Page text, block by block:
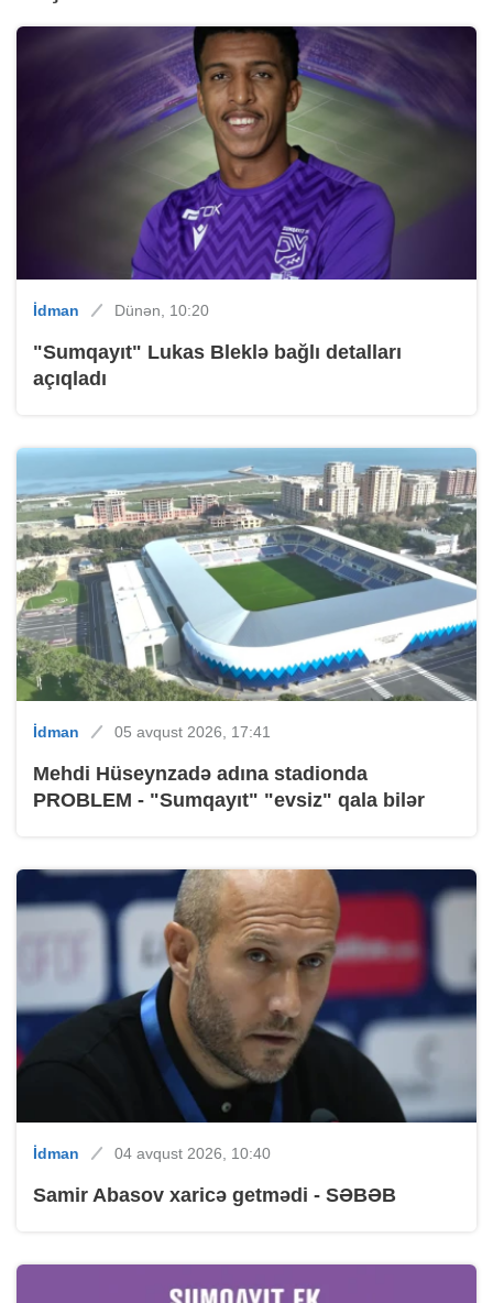
İdman Dünən, 10:20
"Sumqayıt" Lukas Bleklə bağlı detalları
açıqladı
İdman 05 avqust 2026, 17:41
Mehdi Hüseynzadə adına stadionda
PROBLEM - "Sumqayıt" "evsiz" qala bilər
İdman 04 avqust 2026, 10:40
Samir Abasov xaricə getmədi - SƏBƏB